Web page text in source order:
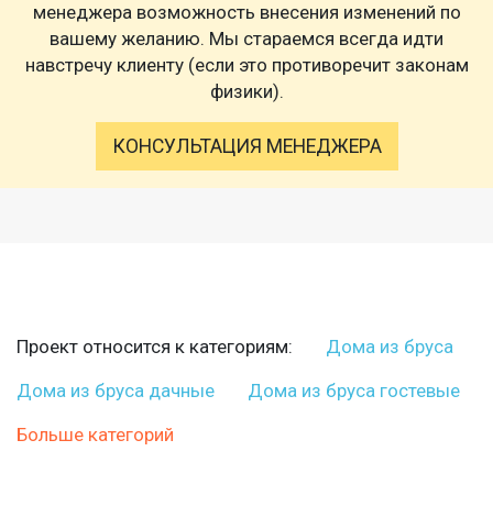
менеджера возможность внесения изменений по
вашему желанию. Мы стараемся всегда идти
навстречу клиенту (если это противоречит законам
физики).
КОНСУЛЬТАЦИЯ МЕНЕДЖЕРА
Проект относится к категориям:
Дома из бруса
Дома из бруса дачные
Дома из бруса гостевые
Больше категорий